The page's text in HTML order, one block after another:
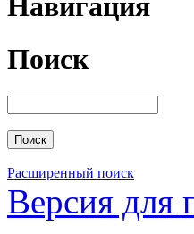
Поиск
Расширенный поиск
Версия для